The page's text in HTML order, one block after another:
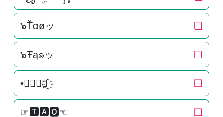
๖Ťαøッ ❏
๖Ŧą๏ッ ❏
•𝓣𝓪𝓸✿҈ ❏
☞🆃🅰🅾☜ ❏